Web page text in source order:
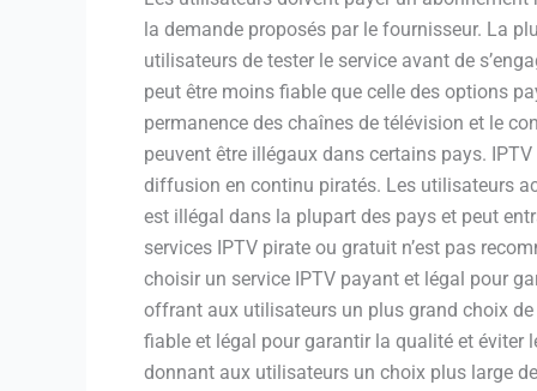
la demande proposés par le fournisseur. La
utilisateurs de tester le service avant de
peut être moins fiable que celle des options
permanence des chaînes de télévision et le
peuvent être illégaux dans certains pays.
diffusion en continu piratés. Les utilisateurs
est illégal dans la plupart des pays et peut
services IPTV pirate ou gratuit n’est pas
choisir un service IPTV payant et légal pour
offrant aux utilisateurs un plus grand choix
fiable et légal pour garantir la qualité et éviter
donnant aux utilisateurs un choix plus large